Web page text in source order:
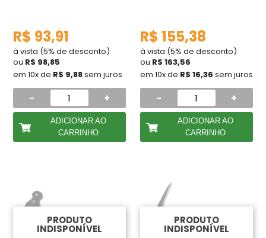
R$ 93,91
à vista (5% de desconto)
ou R$ 98,85
em 10x de R$ 9,88sem juros
- +
ADICIONAR AO
CARRINHO
R$ 155,38
à vista (5% de desconto)
ou R$ 163,56
em 10x de R$ 16,36 sem juros
- +
ADICIONAR AO
CARRINHO
PRODUTO
INDISPONÍVEL
PRODUTO
INDISPONÍVEL